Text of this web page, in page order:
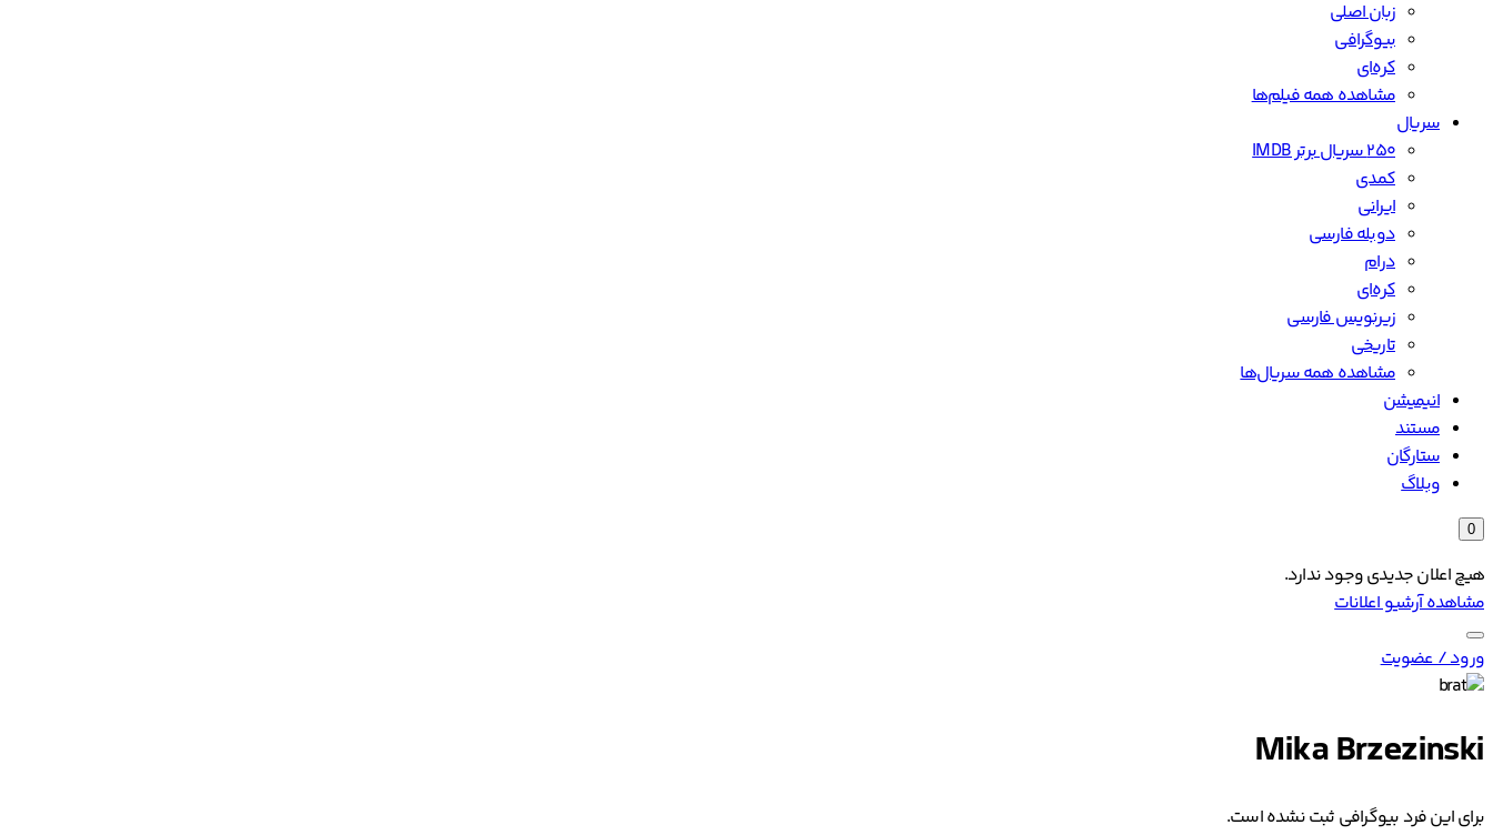
زبان اصلی
بیوگرافی
کره‌ای
مشاهده همه فیلم‌ها
سریال
۲۵۰ سریال برتر IMDB
کمدی
ایرانی
دوبله فارسی
درام
کره‌ای
زیرنویس فارسی
تاریخی
مشاهده همه سریال‌ها
انیمیشن
مستند
ستارگان
وبلاگ
0
هیچ اعلان جدیدی وجود ندارد.
مشاهده آرشیو اعلانات
ورود / عضویت
Mika Brzezinski
برای این فرد بیوگرافی ثبت نشده است.